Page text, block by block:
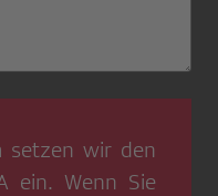
setzen wir den
ein. Wenn Sie